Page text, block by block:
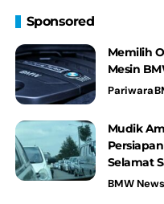
Sponsored
Memilih
Mesin
Pariwara
Mudik
Selamat
BMW News